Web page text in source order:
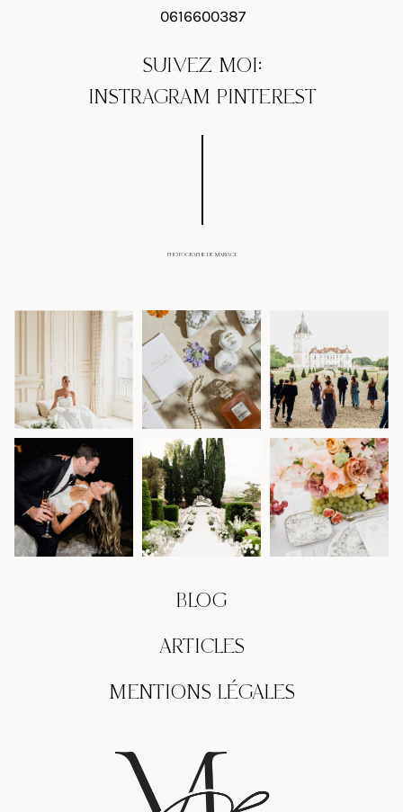
0616600387
SUIVEZ MOI:
INSTRAGRAM PINTEREST
PHOTOGRAPHE DE MARIAGE
BLOG
ARTICLES
MENTIONS LÉGALES